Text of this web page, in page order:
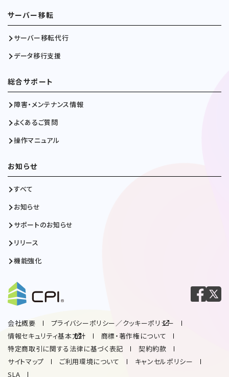
サーバー移転
サーバー移転代行
データ移行支援
総合サポート
障害・メンテナンス情報
よくあるご質問
操作マニュアル
お知らせ
すべて
お知らせ
サポートのお知らせ
リリース
機能強化
会社概要
プライバシーポリシー／クッキーポリシー
情報セキュリティ基本方針
商標・著作権について
特定商取引に関する法律に基づく表記
契約約款
サイトマップ
ご利用環境について
キャンセルポリシー
SLA